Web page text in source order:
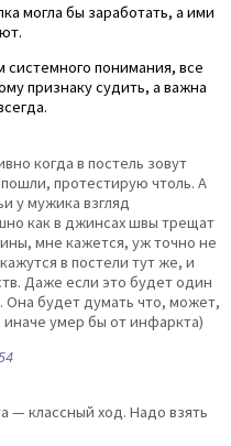
могла бы заработать, а ими
системного понимания, все
признаку судить, а важна
когда в постель зовут
протестирую чтоль. А
у мужика взгляд
как в джинсах швы трещат
мне кажется, уж точно не
в постели тут же, и
Даже если это будет один
Она будет думать что, может,
иначе умер бы от инфаркта)
— классный ход. Надо взять